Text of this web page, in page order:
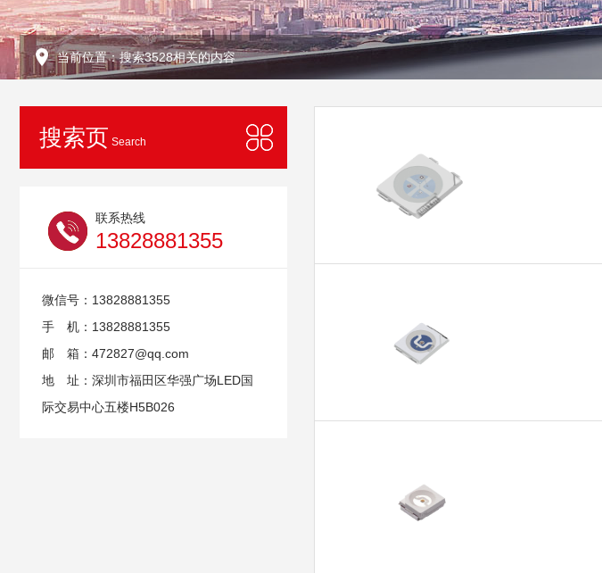
当前位置：搜索3528相关的内容
搜索页 Search
联系热线
13828881355
微信号：13828881355
手 机：13828881355
邮 箱：472827@qq.com
地 址：深圳市福田区华强广场LED国
际交易中心五楼H5B026